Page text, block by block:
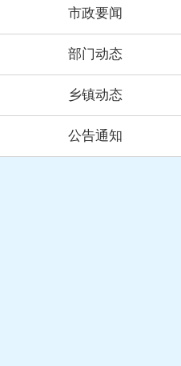
市政要闻
部门动态
乡镇动态
公告通知